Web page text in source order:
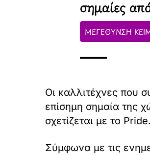
σημαίες
ΜΕΓΕΘΥΝΣΗ
Οι καλλιτέχνες που
επίσημη σημαία της
σχετίζεται με το Pride.
Σύμφωνα με τις